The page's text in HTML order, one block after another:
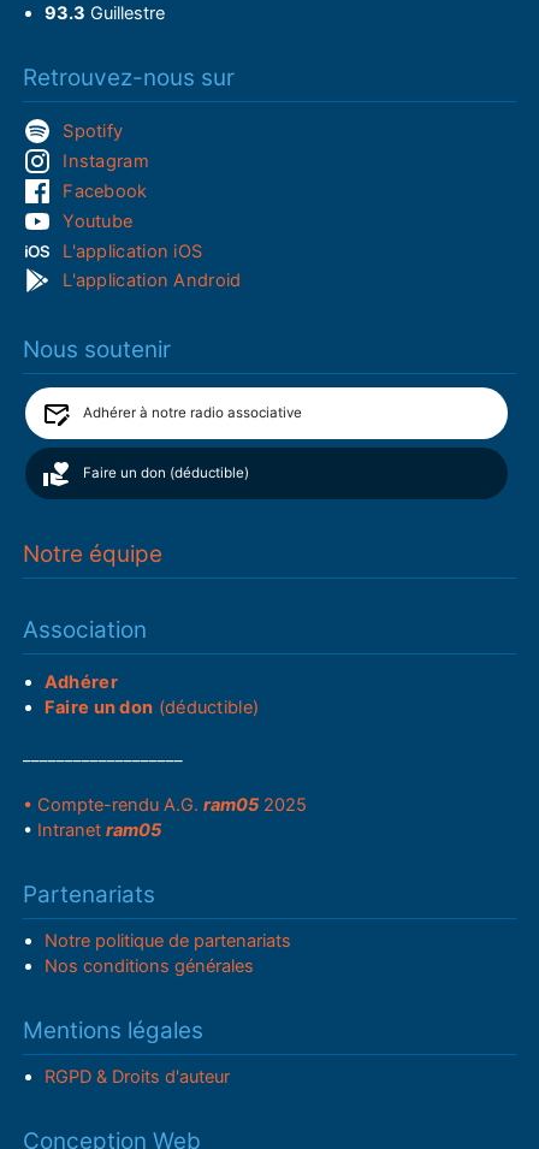
93.3 Guillestre
Retrouvez-nous sur
Spotify
Instagram
Facebook
Youtube
L'application iOS
L'application Android
Nous soutenir
Adhérer à notre radio associative
Faire un don (déductible)
Notre équipe
Association
Adhérer
Faire un don (déductible)
• Compte-rendu A.G.ram05 2025
• Intranetram05
Partenariats
Notre politique de partenariats
Nos conditions générales
Mentions légales
RGPD & Droits d'auteur
Conception Web